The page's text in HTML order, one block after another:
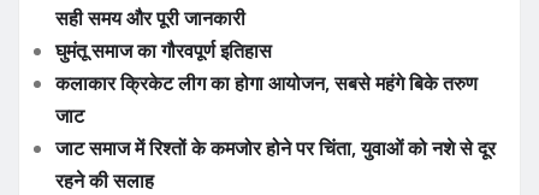
सही समय और पूरी जानकारी
घुमंतू समाज का गौरवपूर्ण इतिहास
कलाकार क्रिकेट लीग का होगा आयोजन, सबसे महंगे बिके तरुण
जाट
जाट समाज में रिश्तों के कमजोर होने पर चिंता, युवाओं को नशे से दूर
रहने की सलाह